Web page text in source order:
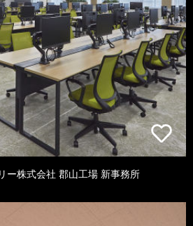
ー株式会社 郡山工場 新事務所